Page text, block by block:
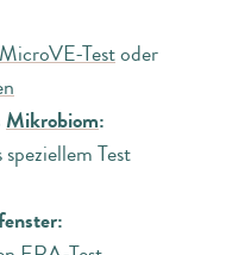
MicroVE-Testoder
Mikrobiom:
Test